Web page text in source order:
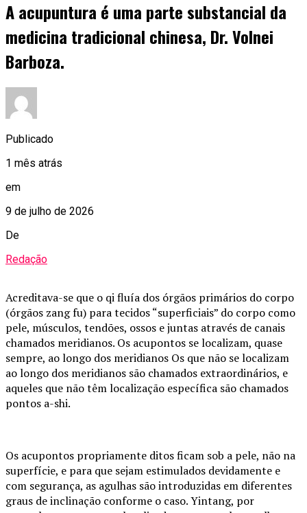
A acupuntura é uma parte substancial da
medicina tradicional chinesa, Dr. Volnei
Barboza.
Publicado
1 mês atrás
em
9 de julho de 2026
De
Redação
Acreditava-se que o qi fluía dos órgãos primários do corpo
(órgãos zang fu) para tecidos “superficiais” do corpo como
pele, músculos, tendões, ossos e juntas através de canais
chamados meridianos. Os acupontos se localizam, quase
sempre, ao longo dos meridianos Os que não se localizam
ao longo dos meridianos são chamados extraordinários, e
aqueles que não têm localização específica são chamados
pontos a-shi.
Os acupontos propriamente ditos ficam sob a pele, não na
superfície, e para que sejam estimulados devidamente e
com segurança, as agulhas são introduzidas em diferentes
graus de inclinação conforme o caso. Yintang, por